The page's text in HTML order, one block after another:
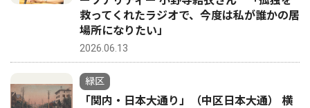
救ってくれたラジオで、今度は私が誰かの居
場所になりたい」
2026.06.13
緑区
「関内・日本大通り」（中区日本大通） 横